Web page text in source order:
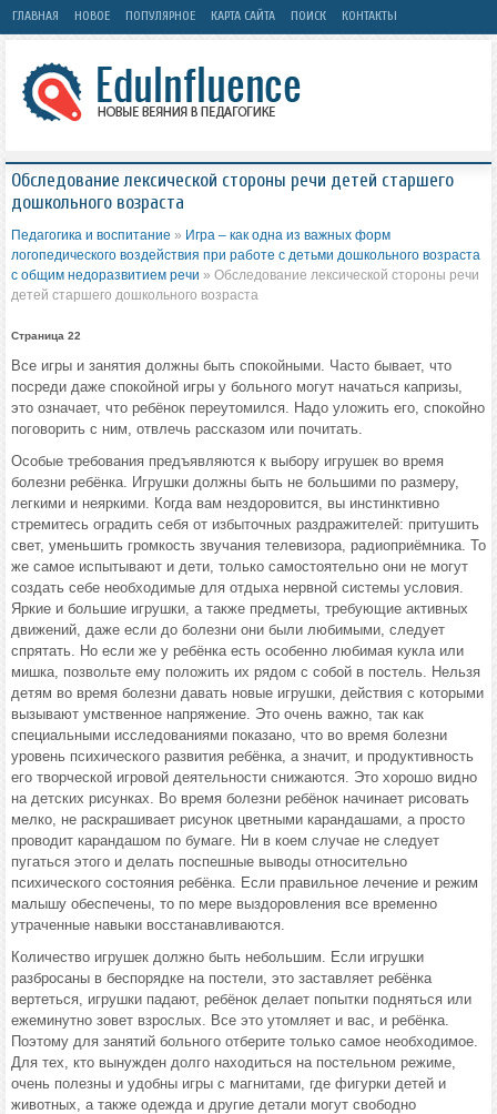
ГЛАВНАЯ НОВОЕ ПОПУЛЯРНОЕ КАРТА САЙТА ПОИСК КОНТАКТЫ
Обследование лексической стороны речи детей старшего
дошкольного возраста
Педагогика и воспитание » Игра – как одна из важных форм
логопедического воздействия при работе с детьми дошкольного возраста
с общим недоразвитием речи » Обследование лексической стороны речи
детей старшего дошкольного возраста
Страница 22
Все игры и занятия должны быть спокойными. Часто бывает, что
посреди даже спокойной игры у больного могут начаться капризы,
это означает, что ребёнок переутомился. Надо уложить его, спокойно
поговорить с ним, отвлечь рассказом или почитать.
Особые требования предъявляются к выбору игрушек во время
болезни ребёнка. Игрушки должны быть не большими по размеру,
легкими и неяркими. Когда вам нездоровится, вы инстинктивно
стремитесь оградить себя от избыточных раздражителей: притушить
свет, уменьшить громкость звучания телевизора, радиоприёмника. То
же самое испытывают и дети, только самостоятельно они не могут
создать себе необходимые для отдыха нервной системы условия.
Яркие и большие игрушки, а также предметы, требующие активных
движений, даже если до болезни они были любимыми, следует
спрятать. Но если же у ребёнка есть особенно любимая кукла или
мишка, позвольте ему положить их рядом с собой в постель. Нельзя
детям во время болезни давать новые игрушки, действия с которыми
вызывают умственное напряжение. Это очень важно, так как
специальными исследованиями показано, что во время болезни
уровень психического развития ребёнка, а значит, и продуктивность
его творческой игровой деятельности снижаются. Это хорошо видно
на детских рисунках. Во время болезни ребёнок начинает рисовать
мелко, не раскрашивает рисунок цветными карандашами, а просто
проводит карандашом по бумаге. Ни в коем случае не следует
пугаться этого и делать поспешные выводы относительно
психического состояния ребёнка. Если правильное лечение и режим
малышу обеспечены, то по мере выздоровления все временно
утраченные навыки восстанавливаются.
Количество игрушек должно быть небольшим. Если игрушки
разбросаны в беспорядке на постели, это заставляет ребёнка
вертеться, игрушки падают, ребёнок делает попытки подняться или
ежеминутно зовет взрослых. Все это утомляет и вас, и ребёнка.
Поэтому для занятий больного отберите только самое необходимое.
Для тех, кто вынужден долго находиться на постельном режиме,
очень полезны и удобны игры с магнитами, где фигурки детей и
животных, а также одежда и другие детали могут свободно